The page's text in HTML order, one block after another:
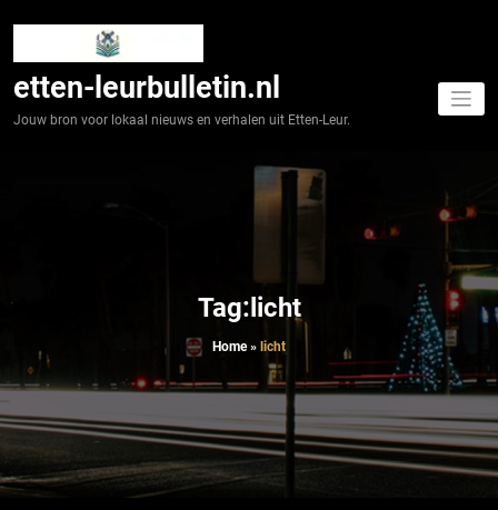
etten-leurbulletin.nl
Jouw bron voor lokaal nieuws en verhalen uit Etten-Leur.
Tag:licht
Home» licht